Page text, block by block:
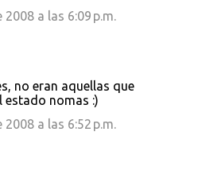
a las 6:09 p.m.
no eran aquellas que
estado nomas :)
a las 6:52 p.m.